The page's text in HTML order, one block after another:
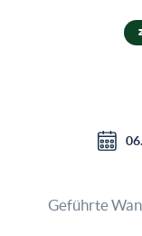
Geführte